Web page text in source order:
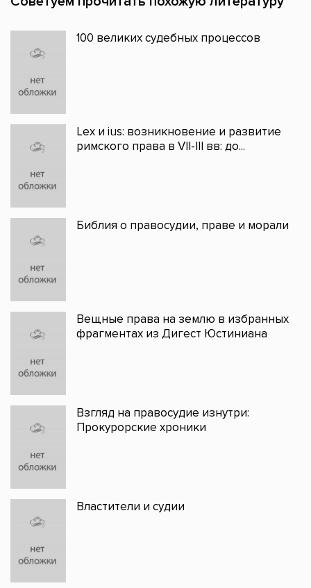
100 великих судебных процессов
Lex и ius: возникновение и развитие
римского права в VII-III вв: до...
Библия о правосудии, праве и морали
Вещные права на землю в избранных
фрагментах из Дигест Юстиниана
Взгляд на правосудие изнутри:
Прокурорские хроники
Властители и судии